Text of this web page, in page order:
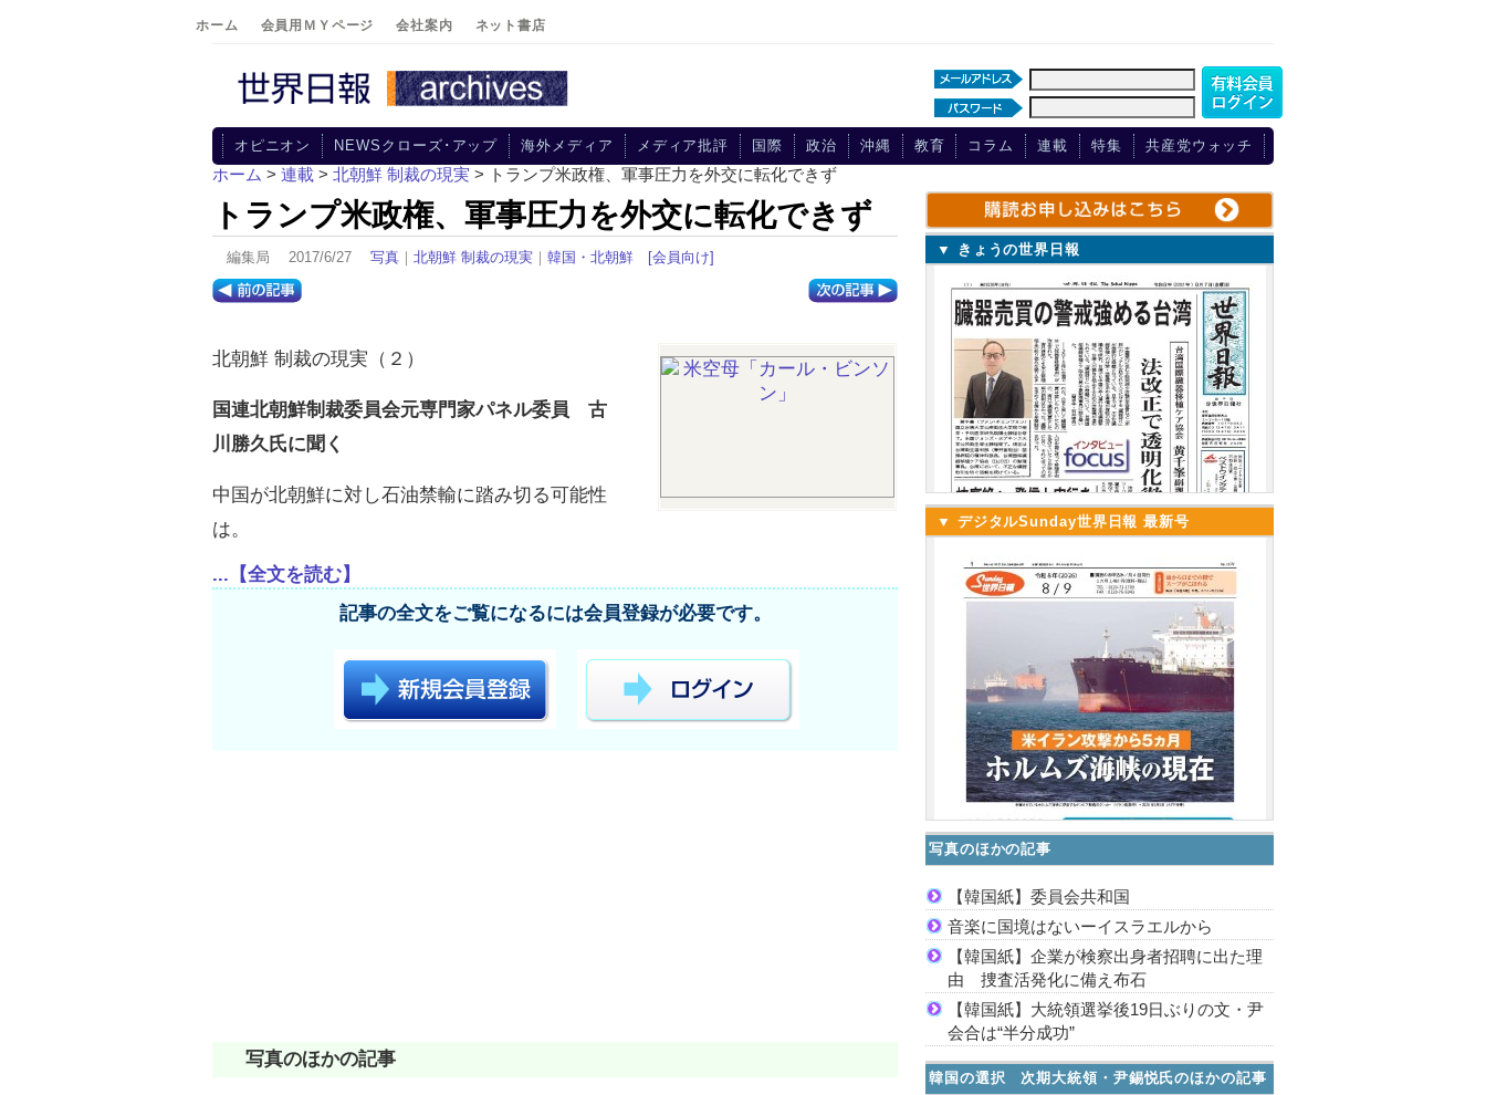
ホーム 会員用ＭＹページ 会社案内 ネット書店
オピニオン NEWSクローズ･アップ 海外メディア メディア批評 国際 政治 沖縄 教育 コラム 連載 特集 共産党ウォッチ
ホーム > 連載 > 北朝鮮 制裁の現実 > トランプ米政権、軍事圧力を外交に転化できず
トランプ米政権、軍事圧力を外交に転化できず
編集局 2017/6/27 写真 ｜ 北朝鮮 制裁の現実 ｜ 韓国・北朝鮮 [会員向け]
北朝鮮 制裁の現実（２）
国連北朝鮮制裁委員会元専門家パネル委員 古
川勝久氏に聞く
中国が北朝鮮に対し石油禁輸に踏み切る可能性
は。
...【全文を読む】
記事の全文をご覧になるには会員登録が必要です。
写真のほかの記事
▼ きょうの世界日報
▼ デジタルSunday世界日報 最新号
写真のほかの記事
【韓国紙】委員会共和国
音楽に国境はないーイスラエルから
【韓国紙】企業が検察出身者招聘に出た理
由 捜査活発化に備え布石
【韓国紙】大統領選挙後19日ぶりの文・尹
会合は“半分成功”
韓国の選択 次期大統領・尹錫悦氏のほかの記事